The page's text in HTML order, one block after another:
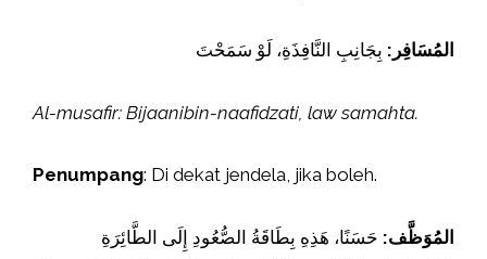
المُسَافِر: بِجَانِبِ النَّافِذَةِ، لَوْ سَمَحْتَ
Al-musafir: Bijaanibin-naafidzati, law samahta.
Penumpang: Di dekat jendela, jika boleh.
المُوَظَّف: حَسَنًا، هَذِهِ بِطَاقَةُ الصُّعُودِ إِلَى الطَّائِرَةِ